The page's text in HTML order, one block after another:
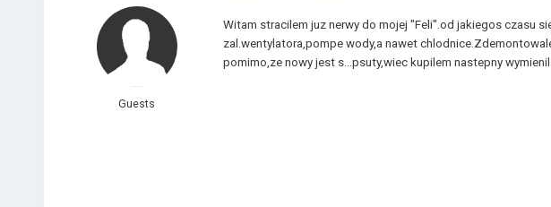
Guests
Witam stracilem juz nerwy do mojej "Feli".od jakiegos czasu
zal.wentylatora,pompe wody,a nawet
pomimo,ze nowy jest s...psuty,wiec kupilem nastepny